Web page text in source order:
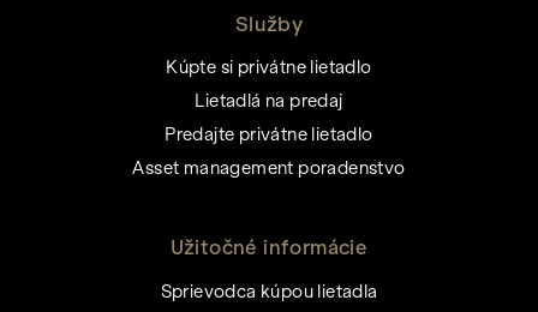
Služby
Kúpte si privátne lietadlo
Lietadlá na predaj
Predajte privátne lietadlo
Asset management poradenstvo
Užitočné informácie
Sprievodca kúpou lietadla